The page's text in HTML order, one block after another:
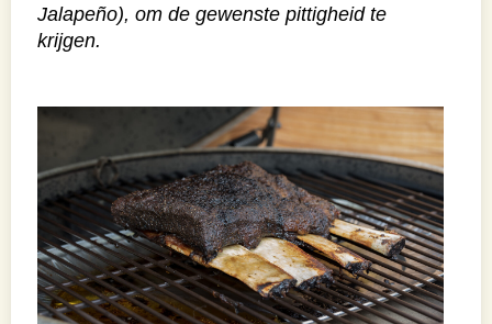
Jalapeño), om de gewenste pittigheid te
krijgen.